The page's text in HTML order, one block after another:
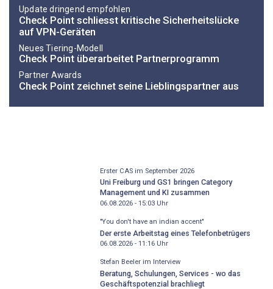
Update dringend empfohlen
Check Point schliesst kritische Sicherheitslücke
auf VPN-Geräten
Neues Tiering-Modell
Check Point überarbeitet Partnerprogramm
Partner Awards
Check Point zeichnet seine Lieblingspartner aus
Erster CAS im September 2026
Uni Freiburg und GS1 bringen Category
Management und KI zusammen
06.08.2026 - 15:03Uhr
"You don't have an indian accent"
Der erste Arbeitstag eines Telefonbetrügers
06.08.2026 - 11:16Uhr
Stefan Beeler im Interview
Beratung, Schulungen, Services - wo das
Geschäftspotenzial brachliegt